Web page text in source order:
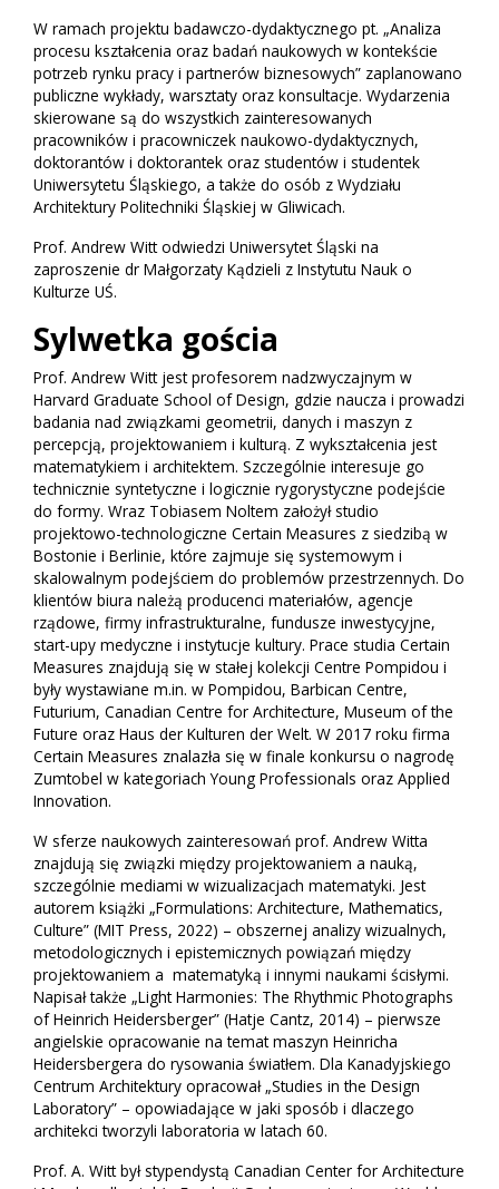
W ramach projektu badawczo-dydaktycznego pt. „Analiza
procesu kształcenia oraz badań naukowych w kontekście
potrzeb rynku pracy i partnerów biznesowych” zaplanowano
publiczne wykłady, warsztaty oraz konsultacje. Wydarzenia
skierowane są do wszystkich zainteresowanych
pracowników i pracowniczek naukowo-dydaktycznych,
doktorantów i doktorantek oraz studentów i studentek
Uniwersytetu Śląskiego, a także do osób z Wydziału
Architektury Politechniki Śląskiej w Gliwicach.
Prof. Andrew Witt odwiedzi Uniwersytet Śląski na
zaproszenie dr Małgorzaty Kądzieli z Instytutu Nauk o
Kulturze UŚ.
Sylwetka gościa
Prof. Andrew Witt jest profesorem nadzwyczajnym w
Harvard Graduate School of Design, gdzie naucza i prowadzi
badania nad związkami geometrii, danych i maszyn z
percepcją, projektowaniem i kulturą. Z wykształcenia jest
matematykiem i architektem. Szczególnie interesuje go
technicznie syntetyczne i logicznie rygorystyczne podejście
do formy. Wraz Tobiasem Noltem założył studio
projektowo-technologiczne Certain Measures z siedzibą w
Bostonie i Berlinie, które zajmuje się systemowym i
skalowalnym podejściem do problemów przestrzennych. Do
klientów biura należą producenci materiałów, agencje
rządowe, firmy infrastrukturalne, fundusze inwestycyjne,
start-upy medyczne i instytucje kultury. Prace studia Certain
Measures znajdują się w stałej kolekcji Centre Pompidou i
były wystawiane m.in. w Pompidou, Barbican Centre,
Futurium, Canadian Centre for Architecture, Museum of the
Future oraz Haus der Kulturen der Welt. W 2017 roku firma
Certain Measures znalazła się w finale konkursu o nagrodę
Zumtobel w kategoriach Young Professionals oraz Applied
Innovation.
W sferze naukowych zainteresowań prof. Andrew Witta
znajdują się związki między projektowaniem a nauką,
szczególnie mediami w wizualizacjach matematyki. Jest
autorem książki „Formulations: Architecture, Mathematics,
Culture” (MIT Press, 2022) – obszernej analizy wizualnych,
metodologicznych i epistemicznych powiązań między
projektowaniem a matematyką i innymi naukami ścisłymi.
Napisał także „Light Harmonies: The Rhythmic Photographs
of Heinrich Heidersberger” (Hatje Cantz, 2014) – pierwsze
angielskie opracowanie na temat maszyn Heinricha
Heidersbergera do rysowania światłem. Dla Kanadyjskiego
Centrum Architektury opracował „Studies in the Design
Laboratory” – opowiadające w jaki sposób i dlaczego
architekci tworzyli laboratoria w latach 60.
Prof. A. Witt był stypendystą Canadian Center for Architecture